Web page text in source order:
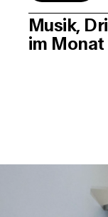
Musik,
im Monat